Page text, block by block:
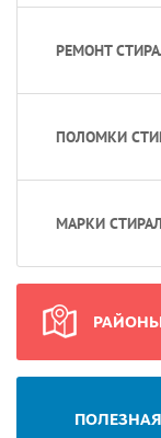
РЕМОНТ
ПОЛОМКИ
МАРКИ